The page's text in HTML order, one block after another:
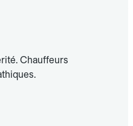
Chauffeurs